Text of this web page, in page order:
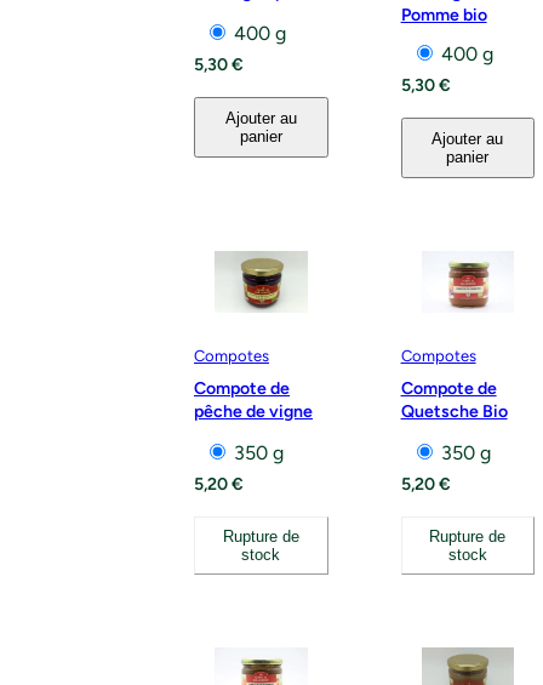
400 g
5,30€
Ajouter au
panier
Pomme bio
400 g
5,30€
Ajouter au
panier
Compotes
Compote de
pêche de vigne
350 g
5,20€
Rupture de
stock
Compotes
Compote de
Quetsche Bio
350 g
5,20€
Rupture de
stock